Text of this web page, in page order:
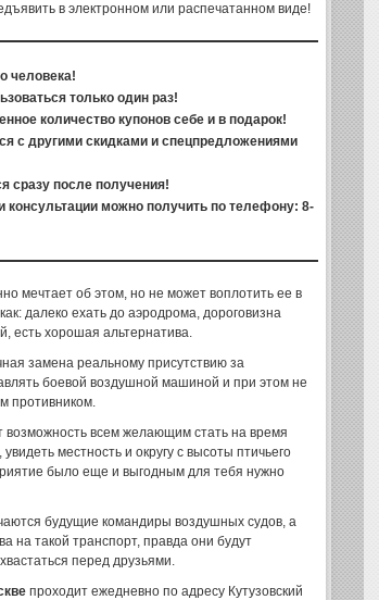
в электронном или распечатанном виде!
человека!
только один раз!
количество купонов себе и в подарок!
с другими скидками и спецпредложениями
сразу после получения!
можно получить по телефону: 8-
мечтает об этом, но не может воплотить ее в
далеко ехать до аэродрома, дороговизна
есть хорошая альтернатива.
замена реальному присутствию за
боевой воздушной машиной и при этом не
противником.
возможность всем желающим стать на время
местность и округу с высоты птичьего
было еще и выгодным для тебя нужно
будущие командиры воздушных судов, а
на такой транспорт, правда они будут
перед друзьями.
проходит ежедневно по адресу Кутузовский